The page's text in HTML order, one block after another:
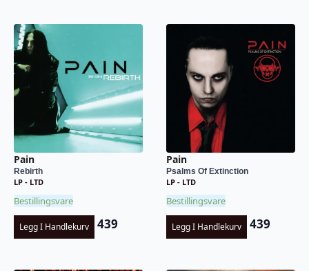
Pain
Rebirth
LP - LTD
Bestillingsvare
Legg I Handlekurv 439
Pain
Psalms Of Extinction
LP - LTD
Bestillingsvare
Legg I Handlekurv 439